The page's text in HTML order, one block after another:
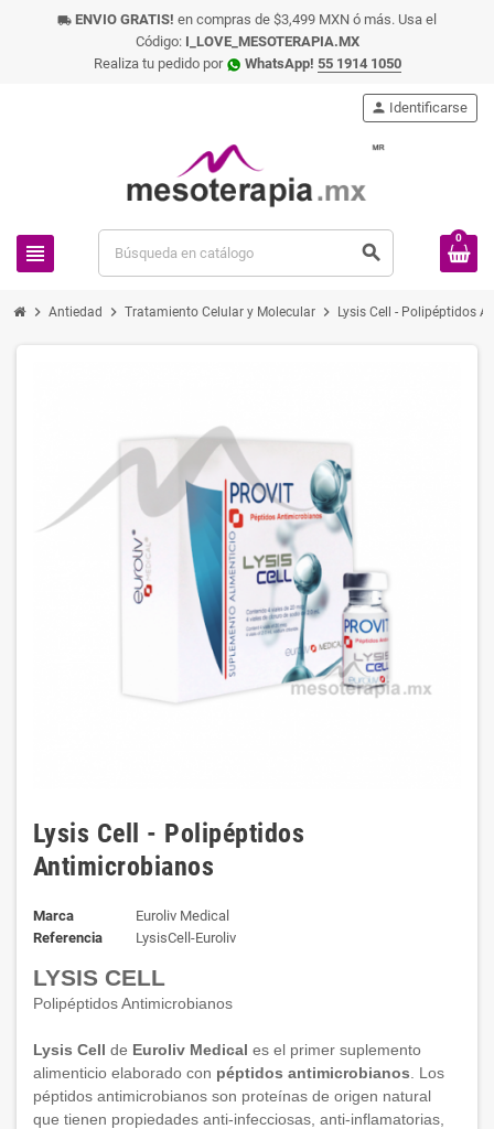
local_shipping ENVIO GRATIS! en compras de $3,499 MXN ó más. Usa el
Código: I_LOVE_MESOTERAPIA.MX
Realiza tu pedido por
WhatsApp! 55 1914 1050
view_headline search
person Identificarse
0
chevron_right Antiedad chevron_right Tratamiento Celular y Molecular chevron_right Lysis Cell - Polipéptidos
Lysis Cell - Polipéptidos
Antimicrobianos
Marca
Euroliv Medical
Referencia
LysisCell-Euroliv
LYSIS CELL
Polipéptidos Antimicrobianos
Lysis Cell de Euroliv Medical es el primer suplemento
alimenticio elaborado con péptidos antimicrobianos . Los
péptidos antimicrobianos son proteínas de origen natural
que tienen propiedades anti-infecciosas, anti-inflamatorias,